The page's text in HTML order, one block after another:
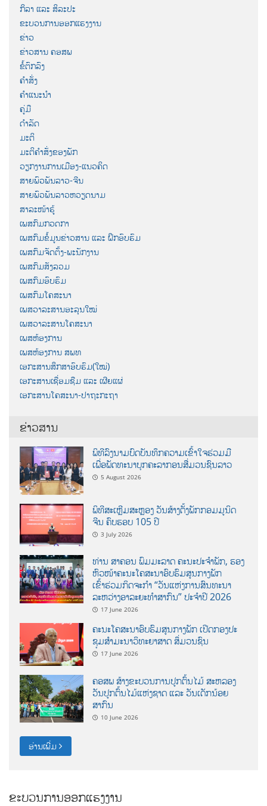
ກິລາ ແລະ ສິລະປະ
ຂະບວນການອອກແຮງງານ
ຂ່າວ
ຂ່າວສານ ຄອສພ
ຂໍ້ຕົກລົງ
ຄຳສັ່ງ
ຄຳແນະນຳ
ຄູ່ມື
ດຳລັດ
ມະຕິ
ມະຕິຄຳສັ່ງຂອງພັກ
ວຽກງານການເມືອງ-ແນວຄິດ
ສາຍພົວພັນລາວ-ຈີນ
ສາຍພົວພັນລາວຫວຽດນາມ
ສາລະໜ້າຮູ້
ເພສກົມກວດກາ
ເພສກົມຂໍ້ມູນຂ່າວສານ ແລະ ຝຶກອົບຮົມ
ເພສກົມຈັດຕັ້ງ-ພະນັກງານ
ເພສກົມສັງລວມ
ເພສກົມອົບຮົມ
ເພສກົມໂຄສະນາ
ເພສວາລະສານອະລຸນໃໝ່
ເພສວາລະສານໂຄສະນາ
ເພສຫ້ອງການ
ເພສຫ້ອງການ ສພທ
ເອກະສານສຶກສາອົບຮົມ(ໃໝ່)
ເອກະສານເຊື່ອມຊືມ ແລະ ເຜີຍແຜ່
ເອກະສານໂຄສະນາ-ປາຖະກະຖາ
ຂ່າວສານ
ພິທີລົງນາມບົດບັນທຶກຄວາມເຂົ້າໃຈຮ່ວມມື
ເພື່ອພັດທະນາບຸກຄະລາກອນສື່ມວນຊົນລາວ
5 August 2026
ພິທີສະເຫຼີມສະຫຼອງ ວັນສ້າງຕັ້ງພັກກອມມູນິດ
ຈີນ ຄົບຮອບ 105 ປີ
3 July 2026
ທ່ານ ສາຄອນ ພົມມະລາດ ຄະນະປະຈໍາພັກ, ຮອງ
ຫົວໜ້າຄະນະໂຄສະນາອົບຮົມສູນກາງພັກ
ເຂົ້າຮ່ວມກິດຈະກຳ “ວັນແຫ່ງການສົນທະນາ
ລະຫວ່າງອາລະຍະທຳສາກົນ” ປະຈຳປີ 2026
17 June 2026
ຄະນະໂຄສະນາອົບຮົມສູນກາງພັກ ເປີດກອງປະ
ຊຸມສຳມະນາວິທະຍາສາດ ສຶ່ມວນຊົນ
17 June 2026
ຄອສພ ສ້າງຂະບວນການປູກຕົ້ນໄມ້ ສະຫລອງ
ວັນປູກຕົ້ນໄມ້ແຫ່ງຊາດ ແລະ ວັນເດັກນ້ອຍ
ສາກົນ
10 June 2026
ອ່ານເພີ່ມ
ຂະບວນການອອກແຮງງານ